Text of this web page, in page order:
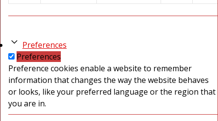
Preferences
Preferences
Preference cookies enable a website to remember
information that changes the way the website behaves
or looks, like your preferred language or the region that
you are in.